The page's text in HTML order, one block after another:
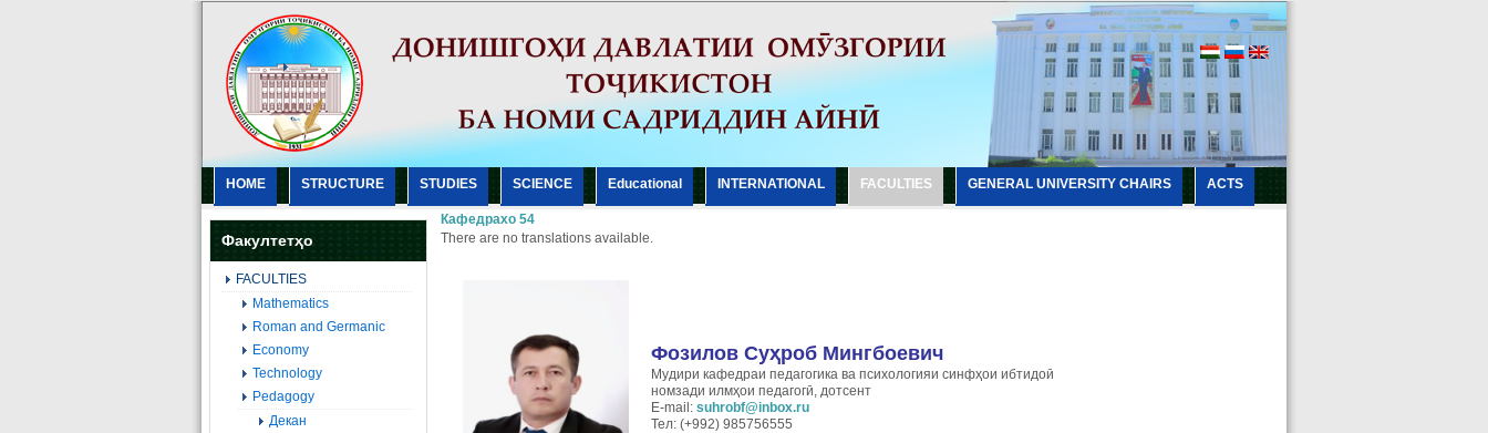
HOME STRUCTURE STUDIES SCIENCE Еducational INTERNATIONAL FACULTIES GENERAL UNIVERSITY CHAIRS ACTS
Факултетҳо
FACULTIES
Mathematics
Roman and Germanic
Economy
Technology
Pedagogy
Декан
Кафедрахо 54
There are no translations available.
Фозилов Суҳроб Мингбоевич
Мудири кафедраи педагогика ва психологияи синфҳои ибтидоӣ
номзади илмҳои педагогӣ, дотсент
E-mail: suhrobf@inbox.ru
Тел: (+992) 985756555